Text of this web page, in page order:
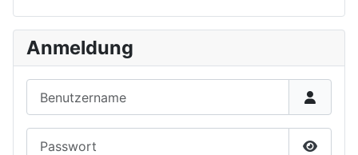
Anmeldung